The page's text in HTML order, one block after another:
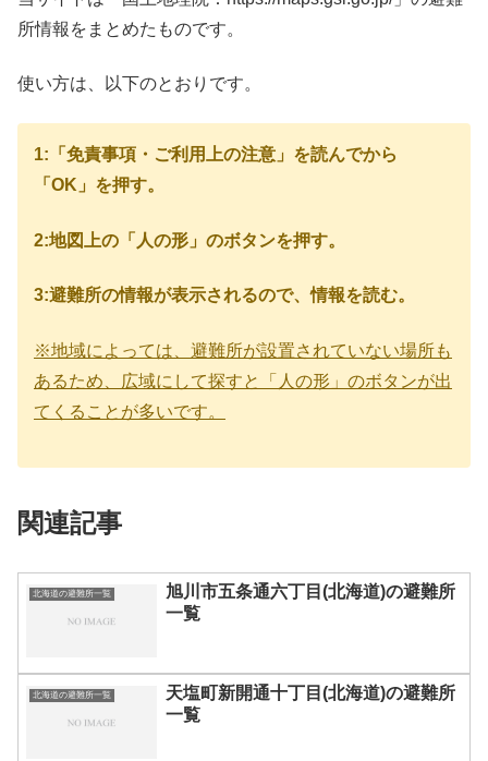
所情報をまとめたものです。
使い方は、以下のとおりです。
1:「免責事項・ご利用上の注意」を読んでから
「OK」を押す。
2:地図上の「人の形」のボタンを押す。
3:避難所の情報が表示されるので、情報を読む。
※地域によっては、避難所が設置されていない場所も
あるため、広域にして探すと「人の形」のボタンが出
てくることが多いです。
関連記事
北海道の避難所一覧
旭川市五条通六丁目(北海道)の避難所
一覧
北海道の避難所一覧
天塩町新開通十丁目(北海道)の避難所
一覧